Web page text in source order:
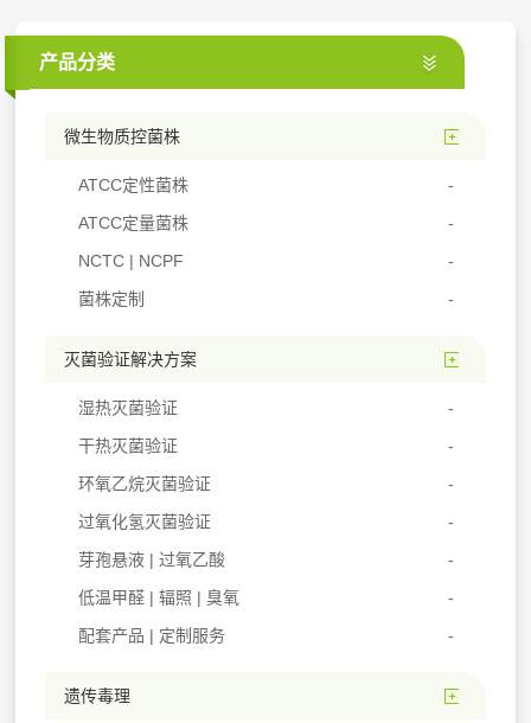
产品分类
微生物质控菌株
ATCC定性菌株
ATCC定量菌株
NCTC | NCPF
菌株定制
灭菌验证解决方案
湿热灭菌验证
干热灭菌验证
环氧乙烷灭菌验证
过氧化氢灭菌验证
芽孢悬液 | 过氧乙酸
低温甲醛 | 辐照 | 臭氧
配套产品 | 定制服务
遗传毒理